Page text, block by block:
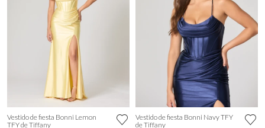
Vestido de fiesta Bonni Lemon
TFY de Tiffany
Vestido de fiesta Bonni Navy TFY
de Tiffany